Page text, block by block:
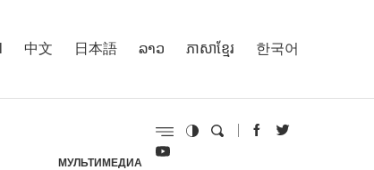
中文 日本語 ລາວ ភាសាខ្មែរ 한국어
МУЛЬТИМЕДИА